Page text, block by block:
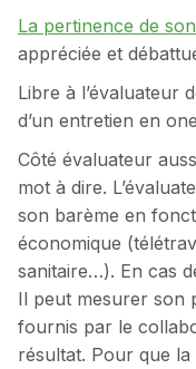
La pertinence de
appréciée et
Libre à l’évaluateur
d’un entretien en
Côté évaluateur
mot à dire.
son barème en
économique
sanitaire…). En cas
Il peut mesurer son
fournis par le
résultat. Pour que